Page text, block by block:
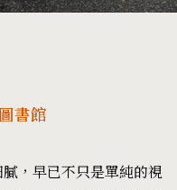
書館
，早已不只是單純的視